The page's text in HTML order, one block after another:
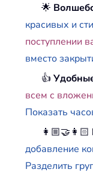
🌟
красивых и
поступлении
вместо
👍
всем с
Показать
👩🏼‍🤝‍👩🏻
добавление
Разделить